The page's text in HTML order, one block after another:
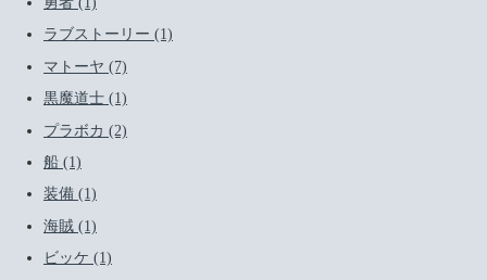
ラブストーリー (1)
マトーヤ (7)
黒魔道士 (1)
プラボカ (2)
船 (1)
装備 (1)
海賊 (1)
ビッケ (1)